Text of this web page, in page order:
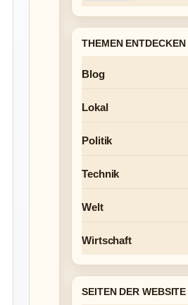
THEMEN ENTDECKEN
Blog
Lokal
Politik
Technik
Welt
Wirtschaft
SEITEN DER WEBSITE